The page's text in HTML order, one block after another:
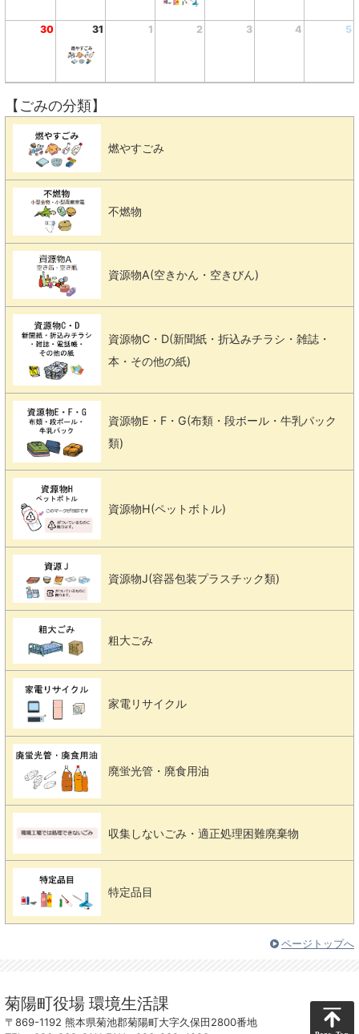
30 31 1 2 3 4 5
【ごみの分類】
燃やすごみ
不燃物
資源物A(空きかん・空きびん)
資源物C・D(新聞紙・折込みチラシ・雑誌・
本・その他の紙)
資源物E・F・G(布類・段ボール・牛乳パック
類)
資源物H(ペットボトル)
資源物J(容器包装プラスチック類)
粗大ごみ
家電リサイクル
廃蛍光管・廃食用油
収集しないごみ・適正処理困難廃棄物
特定品目
ページトップへ
菊陽町役場 環境生活課
〒869-1192 熊本県菊池郡菊陽町大字久保田2800番地